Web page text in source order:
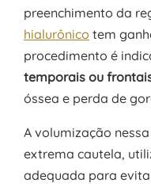
preenchimento da
hialurônico tem
procedimento é
temporais ou
óssea e perda de
A volumização
extrema cautela,
adequada para